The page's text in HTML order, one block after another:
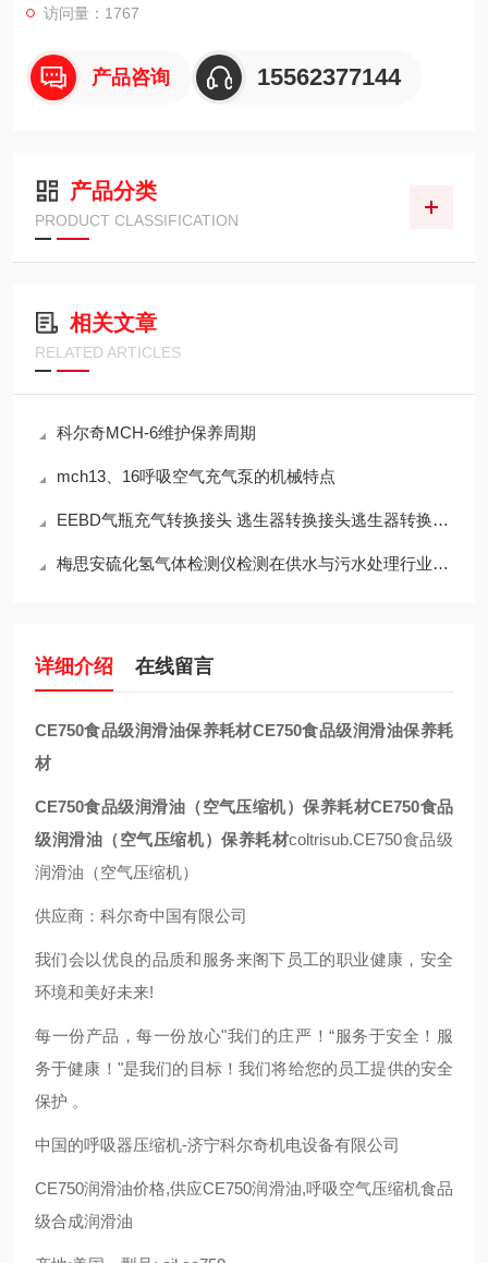
访问量：1767
产品咨询 15562377144
产品分类
PRODUCT CLASSIFICATION
相关文章
RELATED ARTICLES
科尔奇MCH-6维护保养周期
mch13、16呼吸空气充气泵的机械特点
EEBD气瓶充气转换接头 逃生器转换接头逃生器转换接头
梅思安硫化氢气体检测仪检测在供水与污水处理行业中现存的问题
详细介绍 在线留言
CE750食品级润滑油保养耗材CE750食品级润滑油保养耗
材
CE750食品级润滑油（空气压缩机）保养耗材CE750食品
级润滑油（空气压缩机）保养耗材coltrisub.CE750食品级
润滑油（空气压缩机）
供应商：科尔奇中国有限公司
我们会以优良的品质和服务来阁下员工的职业健康，安全
环境和美好未来!
每一份产品，每一份放心"我们的庄严！“服务于安全！服
务于健康！"是我们的目标！我们将给您的员工提供的安全
保护 。
中国的呼吸器压缩机-济宁科尔奇机电设备有限公司
CE750润滑油价格,供应CE750润滑油,呼吸空气压缩机食品
级合成润滑油